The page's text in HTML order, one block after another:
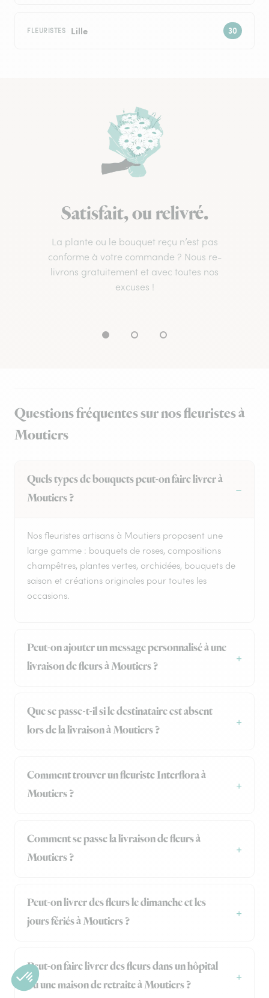
FLEURISTES Lille
Satisfait, ou relivré.
La plante ou le bouquet reçu n’est pas
conforme à votre commande ? Nous re-
livrons gratuitement et avec toutes nos
excuses !
Questions fréquentes sur nos fleuristes à
Moutiers
Quels types de bouquets peut-on faire livrer à
Moutiers ?
Nos fleuristes artisans à Moutiers proposent une
large gamme : bouquets de roses, compositions
champêtres, plantes vertes, orchidées, bouquets de
saison et créations originales pour toutes les
occasions.
Peut-on ajouter un message personnalisé à une
livraison de fleurs à Moutiers ?
Que se passe-t-il si le destinataire est absent
lors de la livraison à Moutiers ?
Comment trouver un fleuriste Interflora à
Moutiers ?
Comment se passe la livraison de fleurs à
Moutiers ?
Peut-on livrer des fleurs le dimanche et les
jours fériés à Moutiers ?
Peut-on faire livrer des fleurs dans un hôpital
ou une maison de retraite à Moutiers ?